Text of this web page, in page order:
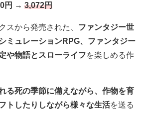
円 → 3,072円
スから発売された、 ファンタジー世
ミュレーションRPG、ファンタジー
や物語とスローライフを楽しめる作
る死の季節に備えながら、作物を育
トしたりしながら様々な生活を送る